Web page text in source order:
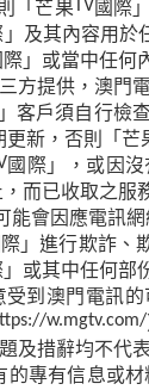
「芒果 TV國際
及其內容用於
」或當中任何
方提供，澳門
客戶須自行檢
新，否則「芒
國際」，或因
而已收取之服
能會因應電訊
」進行欺詐、
或其中任何部
到澳門電訊
w.mgtv.com/
及措辭均不代
的專有信息或